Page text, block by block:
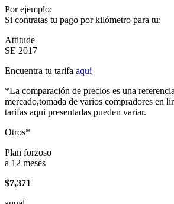
Por ejemplo:
Si contratas tu pago por kilómetro para tu:
Attitude
SE 2017
Encuentra tu tarifa aqui
*La comparación de precios es una
mercado,tomada de varios compradores en
tarifas aqui presentadas pueden variar.
Otros*
Plan forzoso
a 12 meses
$7,371